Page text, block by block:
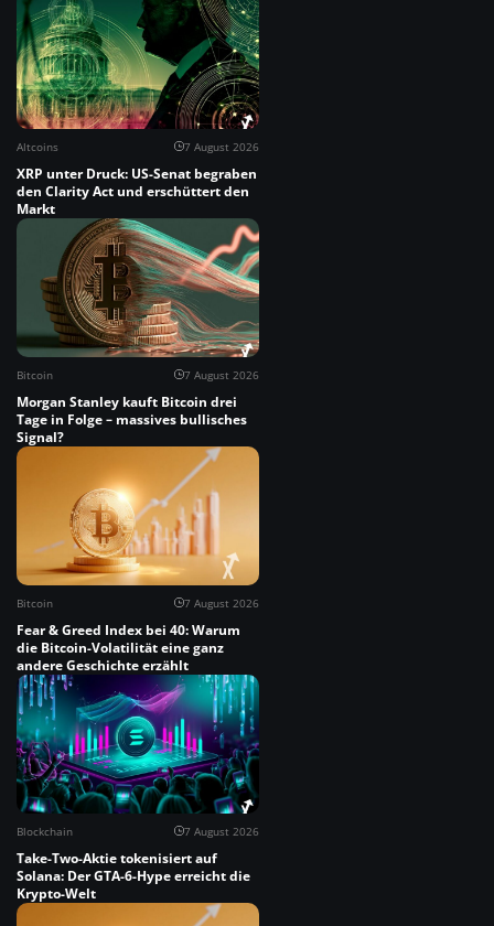
Altcoins 7 August 2026
XRP unter Druck: US-Senat begraben
den Clarity Act und erschüttert den
Markt
Bitcoin 7 August 2026
Morgan Stanley kauft Bitcoin drei
Tage in Folge – massives bullisches
Signal?
Bitcoin 7 August 2026
Fear & Greed Index bei 40: Warum
die Bitcoin-Volatilität eine ganz
andere Geschichte erzählt
Blockchain 7 August 2026
Take-Two-Aktie tokenisiert auf
Solana: Der GTA-6-Hype erreicht die
Krypto-Welt